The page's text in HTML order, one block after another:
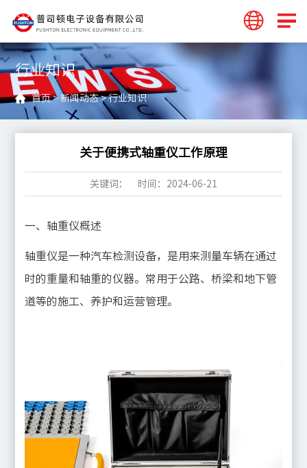
行业知识
首页>新闻动态>行业知识
关于便携式轴重仪工作原理
关键词： 时间：2024-06-21
一、轴重仪概述
轴重仪是一种汽车检测设备，是用来测量车辆在通过
时的重量和轴重的仪器。常用于公路、桥梁和地下管
道等的施工、养护和运营管理。